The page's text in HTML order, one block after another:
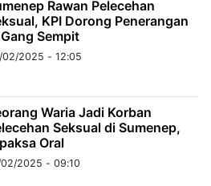
Rawan Pelecehan
KPI Dorong Penerangan
Sempit
02/2025 - 12:05
Waria Jadi Korban
Seksual di Sumenep,
Oral
2025 - 09:10